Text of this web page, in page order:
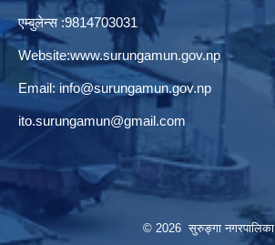
एम्बुलेन्स :9814703031
Website:www.surungamun.gov.np
Email: info@surungamun.gov.np
ito.surungamun@gmail.com
© 2026 सुरुङ्‍गा नगरपालिका